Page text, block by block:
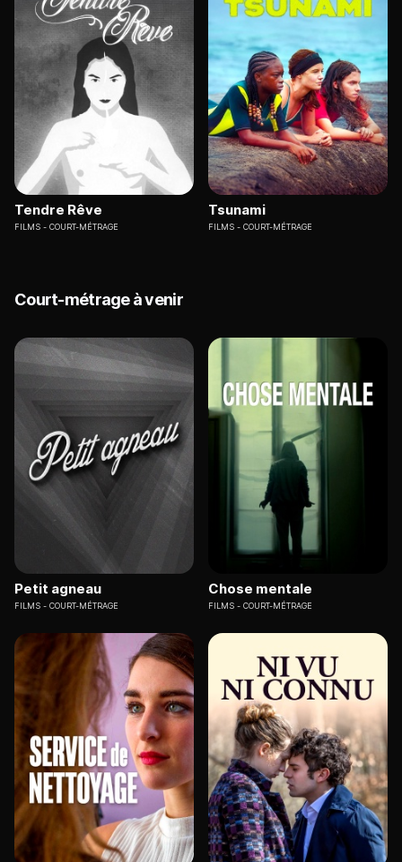
Tendre Rêve
FILMS COURT-MÉTRAGE
Tsunami
FILMS COURT-MÉTRAGE
Court-métrage à venir
Petit agneau
FILMS COURT-MÉTRAGE
Chose mentale
FILMS COURT-MÉTRAGE